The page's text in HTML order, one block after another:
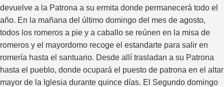
devuelve a la Patrona a su ermita donde permanecerá todo el
año. En la mañana del último domingo del mes de agosto,
todos los romeros a pie y a caballo se reúnen en la misa de
romeros y el mayordomo recoge el estandarte para salir en
romería hasta el santuario. Desde allí trasladan a su Patrona
hasta el pueblo, donde ocupará el puesto de patrona en el altar
mayor de la Iglesia durante quince días. El Segundo domingo